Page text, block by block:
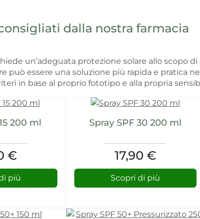
dalla nostra farmacia
un’adeguata protezione solare allo scopo
può essere una soluzione più rapida e pratica
in base al proprio fototipo e alla propria
200 ml
€
più
Spray SPF 30 200 ml
17,90 €
Scopri di più